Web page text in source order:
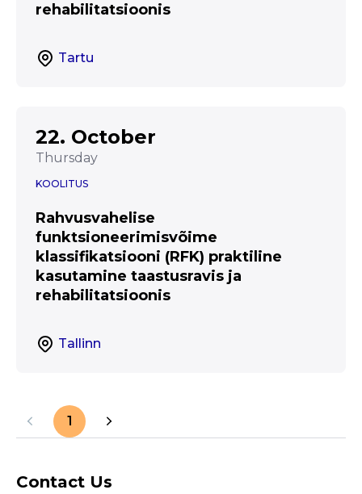
rehabilitatsioonis
Tartu
22. October
Thursday
KOOLITUS
Rahvusvahelise
funktsioneerimisvõime
klassifikatsiooni (RFK) praktiline
kasutamine taastusravis ja
rehabilitatsioonis
Tallinn
1
Contact Us